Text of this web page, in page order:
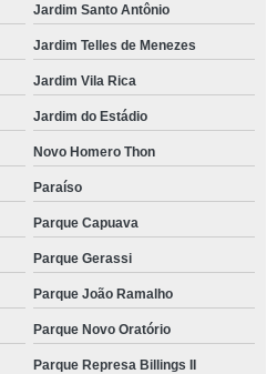
Jardim Santo Antônio
Jardim Telles de Menezes
Jardim Vila Rica
Jardim do Estádio
Novo Homero Thon
Paraíso
Parque Capuava
Parque Gerassi
Parque João Ramalho
Parque Novo Oratório
Parque Represa Billings II